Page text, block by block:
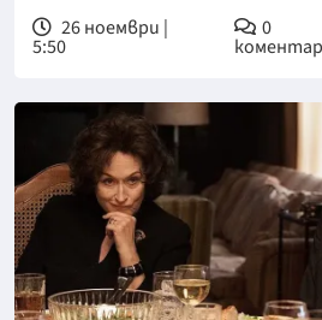
26 ноември |
5:50
0